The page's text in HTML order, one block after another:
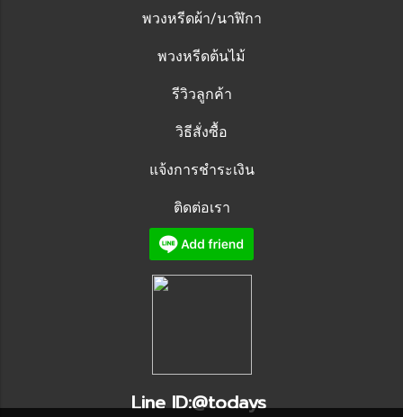
พวงหรีดผ้า/นาฬิกา
พวงหรีดต้นไม้
รีวิวลูกค้า
วิธีสั่งซื้อ
แจ้งการชำระเงิน
ติดต่อเรา
Line ID:@todays